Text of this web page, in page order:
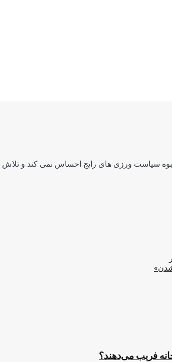
سیاست ورزی های رایج احساس نمی کند و تلاش
فریب می‌دهند؟